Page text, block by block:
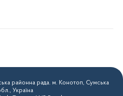
районна рада. м. Конотоп, Сумська
Україна